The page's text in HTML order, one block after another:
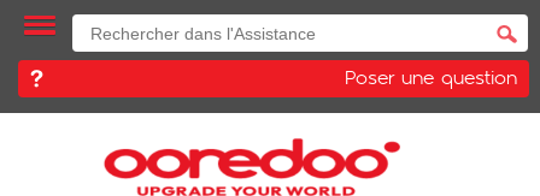
Poser une question